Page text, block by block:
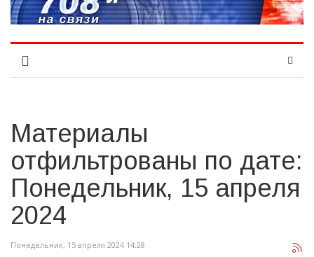
Материалы
отфильтрованы по дате:
Понедельник, 15 апреля
2024
Понедельник, 15 апреля 2024 14:28